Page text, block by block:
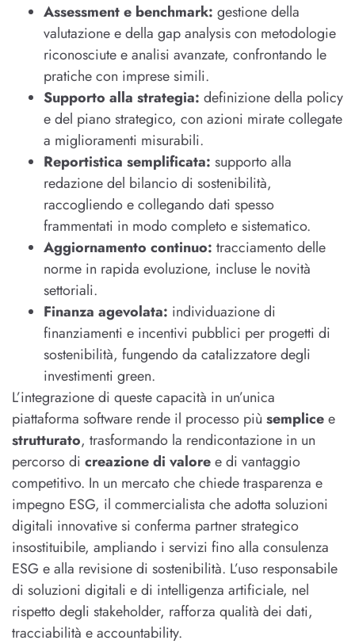
Assessment e benchmark: gestione della
valutazione e della gap analysis con metodologie
riconosciute e analisi avanzate, confrontando le
pratiche con imprese simili.
Supporto alla strategia: definizione della policy
e del piano strategico, con azioni mirate collegate
a miglioramenti misurabili.
Reportistica semplificata: supporto alla
redazione del bilancio di sostenibilità,
raccogliendo e collegando dati spesso
frammentati in modo completo e sistematico.
Aggiornamento continuo: tracciamento delle
norme in rapida evoluzione, incluse le novità
settoriali.
Finanza agevolata: individuazione di
finanziamenti e incentivi pubblici per progetti di
sostenibilità, fungendo da catalizzatore degli
investimenti green.
L’integrazione di queste capacità in un’unica
piattaforma software rende il processo più semplicee
strutturato, trasformando la rendicontazione in un
percorso di creazione di valoree di vantaggio
competitivo. In un mercato che chiede trasparenza e
impegno ESG, il commercialista che adotta soluzioni
digitali innovative si conferma partner strategico
insostituibile, ampliando i servizi fino alla consulenza
ESG e alla revisione di sostenibilità. L’uso responsabile
di soluzioni digitali e di intelligenza artificiale, nel
rispetto degli stakeholder, rafforza qualità dei dati,
tracciabilità e accountability.